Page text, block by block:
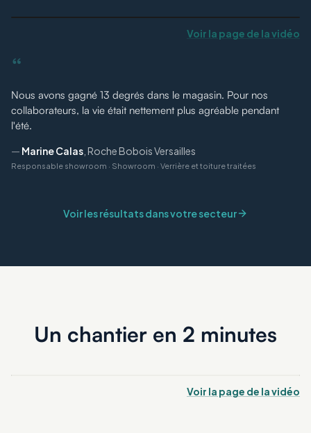
Voir la page de la vidéo
“
Nous avons gagné 13 degrés dans le magasin. Pour nos
collaborateurs, la vie était nettement plus agréable pendant
l'été.
— Marine Calas Roche Bobois Versailles
Responsable showroom · Showroom · Verrière et toiture traitées
Voir les résultats dans votre secteur
Un chantier en 2 minutes
Voir la page de la vidéo